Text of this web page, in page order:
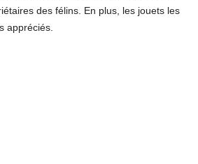
des félins. En plus, les jouets les
appréciés.